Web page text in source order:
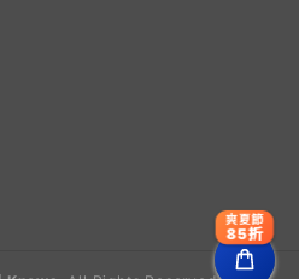
爽夏節
85折